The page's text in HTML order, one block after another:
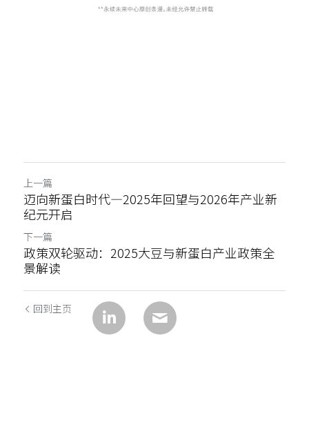
上一篇
迈向新蛋白时代—2025年回望与2026年产业新
纪元开启
下一篇
政策双轮驱动：2025大豆与新蛋白产业政策全
景解读
回到主页